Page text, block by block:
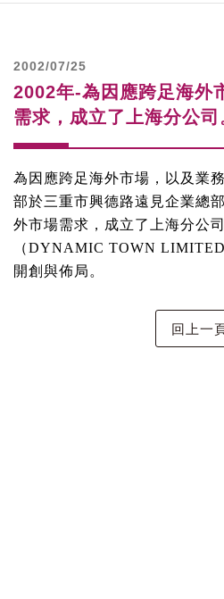
2002/07/25
2002年-為因應跨足海外
需求，成立了上海分公司
為因應跨足海外市場，以及業
部於三重市興德路遠見企業總
外市場需求，成立了上海分公
（DYNAMIC TOWN
開創與佈局。